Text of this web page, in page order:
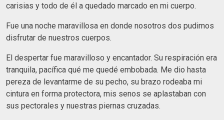
carisias y todo de él a quedado marcado en mi cuerpo.
Fue una noche maravillosa en donde nosotros dos pudimos
disfrutar de nuestros cuerpos.
El despertar fue maravilloso y encantador. Su respiración era
tranquila, pacífica qué me quedé embobada. Me dio hasta
pereza de levantarme de su pecho, su brazo rodeaba mi
cintura en forma protectora, mis senos se aplastaban con
sus pectorales y nuestras piernas cruzadas.